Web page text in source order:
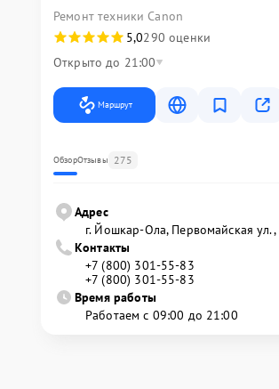
Ремонт техники Canon
5,0290 оценки
Открыто до 21:00
Маршрут
ОбзорОтзывы 275
Адрес
г. Йошкар-Ола, Первомайская ул.,
Контакты
+7 (800) 301-55-83
+7 (800) 301-55-83
Время работы
Работаем с 09:00 до 21:00